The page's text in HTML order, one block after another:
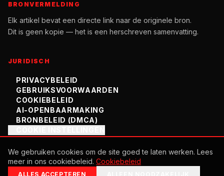
BRONVERMELDING
Elk artikel bevat een directe link naar de originele bron.
Dit is geen kopie — het is een herschreven samenvatting.
JURIDISCH
PRIVACYBELEID
GEBRUIKSVOORWAARDEN
COOKIEBELEID
AI-OPENBAARMAKING
BRONBELEID (DMCA)
2026 K1.NL
We gebruiken cookies om de site goed te laten werken. Lees
meer in ons cookiebeleid. Cookiebeleid
ALLES ACCEPTEREN